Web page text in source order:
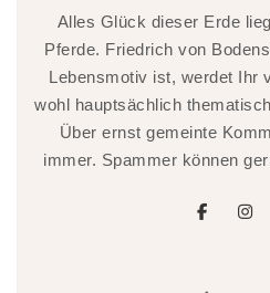
Alles Glück dieser Erde
Pferde. Friedrich von
Lebensmotiv ist, werdet Ihr
wohl hauptsächlich
Über ernst gemeinte
immer. Spammer können